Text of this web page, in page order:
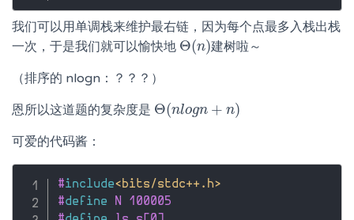
我们可以用单调栈来维护最右链，因为每个点最多入栈出栈
一次，于是我们就可以愉快地 Θ(n)
Θ(n) 建树啦～
（排序的 nlogn：？？？）
恩所以这道题的复杂度是 Θ(nlogn + n)
Θ(nlogn+ n)
可爱的代码酱：
#include<bits/stdc++.h>
#define N 100005